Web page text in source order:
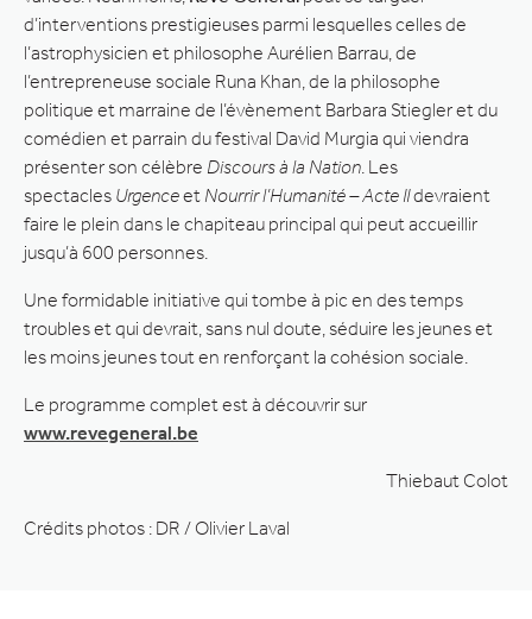
d’interventions prestigieuses parmi lesquelles celles de
l’astrophysicien et philosophe Aurélien Barrau, de
l’entrepreneuse sociale Runa Khan, de la philosophe
politique et marraine de l’évènement Barbara Stiegler et du
comédien et parrain du festival David Murgia qui viendra
présenter son célèbre Discours à la Nation . Les
spectacles Urgenceet Nourrir l’Humanité – Acte IIdevraient
faire le plein dans le chapiteau principal qui peut accueillir
jusqu’à 600 personnes.
Une formidable initiative qui tombe à pic en des temps
troubles et qui devrait, sans nul doute, séduire les jeunes et
les moins jeunes tout en renforçant la cohésion sociale.
Le programme complet est à découvrir sur
www.revegeneral.be
Thiebaut Colot
Crédits photos : DR / Olivier Laval